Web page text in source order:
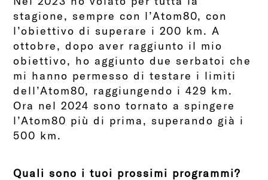
stagione, sempre con l’Atom80, con
l’obiettivo di superare i 200 km. A
ottobre, dopo aver raggiunto il mio
obiettivo, ho aggiunto due serbatoi che
mi hanno permesso di testare i limiti
dell’Atom80, raggiungendo i 429 km.
Ora nel 2024 sono tornato a spingere
l’Atom80 più di prima, superando già i
500 km.
Quali sono i tuoi prossimi programmi?